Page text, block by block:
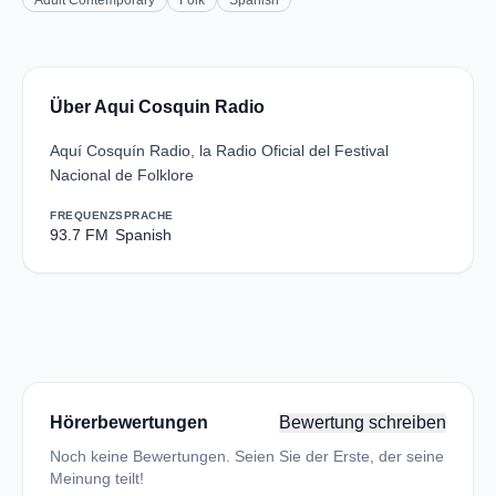
Über Aqui Cosquin Radio
Aquí Cosquín Radio, la Radio Oficial del Festival
Nacional de Folklore
FREQUENZ
93.7 FM
SPRACHE
Spanish
Hörerbewertungen Bewertung schreiben
Noch keine Bewertungen. Seien Sie der Erste, der seine
Meinung teilt!